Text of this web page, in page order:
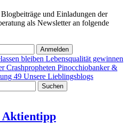
und Einladungen der
als Newsletter an folgende
Anmelden
bleiben Lebensqualität gewinnen
Crashpropheten Pinocchiobanker &
49 Unsere Lieblingsblogs
Aktientipp